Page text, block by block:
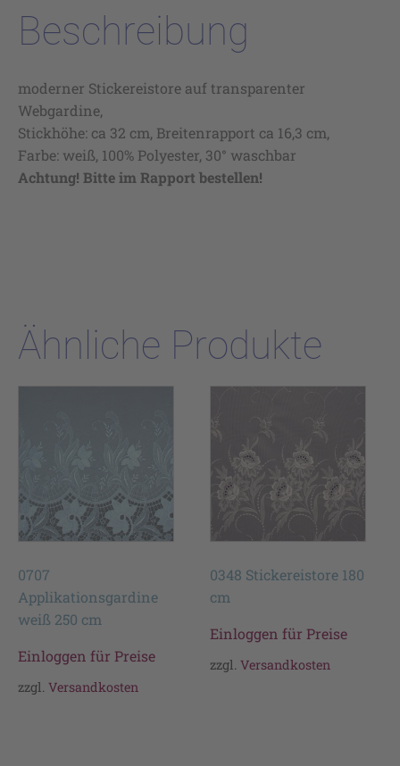
Beschreibung
moderner Stickereistore auf transparenter
Webgardine,
Stickhöhe: ca 32 cm, Breitenrapport ca 16,3 cm,
Farbe: weiß, 100% Polyester, 30° waschbar
Achtung! Bitte im Rapport bestellen!
Ähnliche Produkte
0707
Applikationsgardine
weiß 250 cm
Einloggen für Preise
zzgl. Versandkosten
0348 Stickereistore 180
cm
Einloggen für Preise
zzgl.Versandkosten